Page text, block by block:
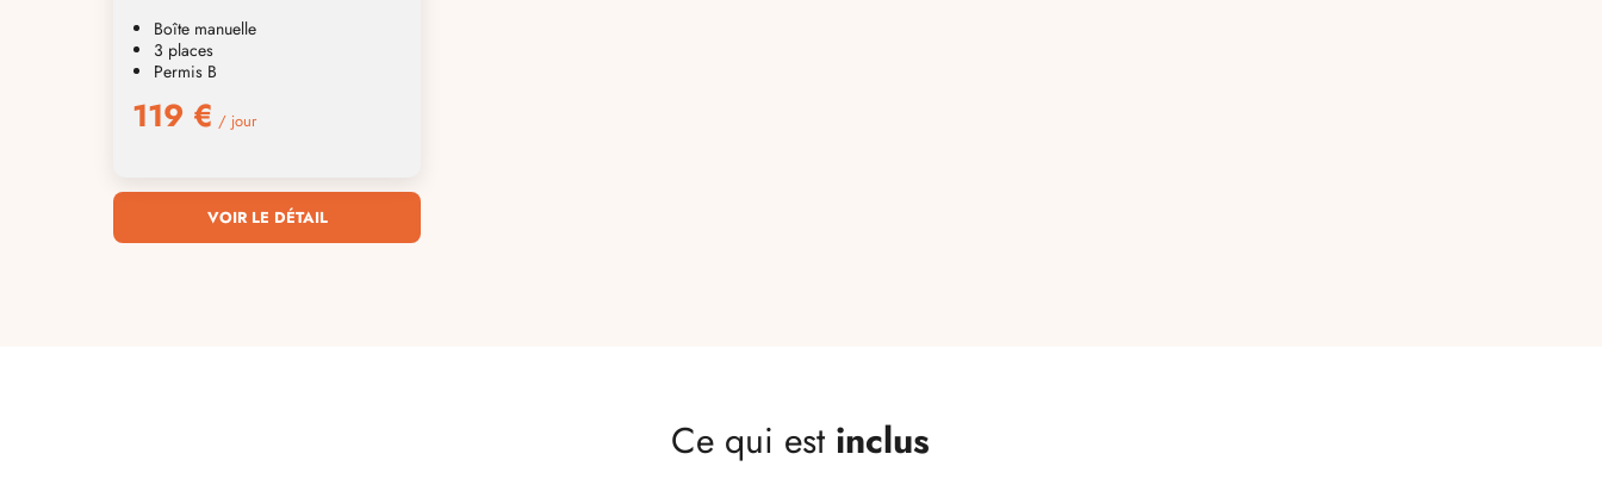
Boîte manuelle
3 places
Permis B
119 € / jour
VOIR LE DÉTAIL
Ce qui est inclus